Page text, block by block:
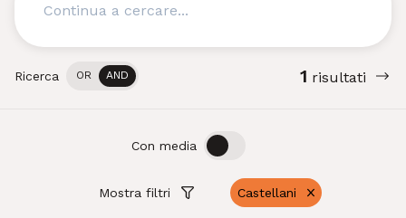
Cerca
Ricerca OR AND 1 risultati
Mostra filtri Castellani
Con media OFF